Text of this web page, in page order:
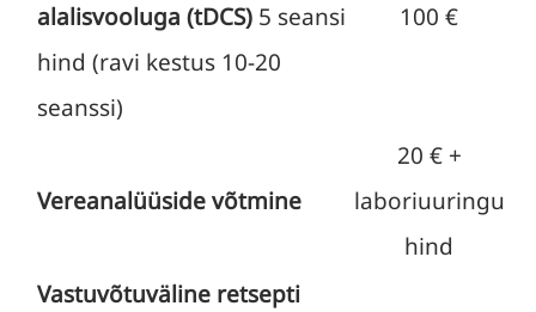
alalisvooluga (tDCS) 5 seansi
hind (ravi kestus 10-20
seanssi)
100 €
Vereanalüüside võtmine
20 € +
laboriuuringu
hind
Vastuvõtuväline retsepti